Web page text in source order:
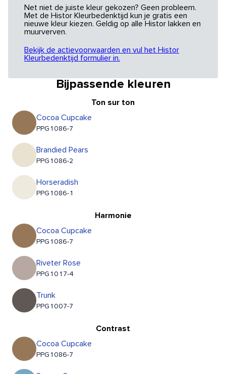
Net niet de juiste kleur gekozen? Geen probleem.
Met de Histor Kleurbedenktijd kun je gratis een
nieuwe kleur kiezen. Geldig op alle Histor lakken en
muurverven.
Bekijk de actievoorwaarden en vul het Histor
Kleurbedenktijd formulier in.
Bijpassende kleuren
Ton sur ton
Cocoa Cupcake
PPG1086-7
Brandied Pears
PPG1086-2
Horseradish
PPG1086-1
Harmonie
Cocoa Cupcake
PPG1086-7
Riveter Rose
PPG1017-4
Trunk
PPG1007-7
Contrast
Cocoa Cupcake
PPG1086-7